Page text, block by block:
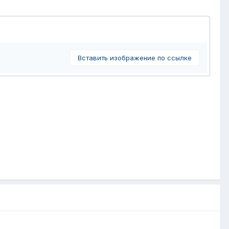
Вставить изображение по ссылке